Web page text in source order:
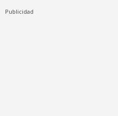
Publicidad